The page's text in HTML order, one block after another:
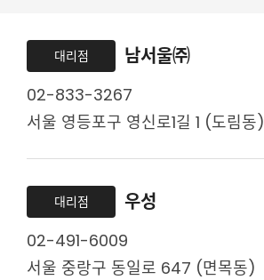
대리점 남서울㈜
02-833-3267
서울 영등포구 영신로1길 1 (도림동)
대리점 우성
02-491-6009
서울 중랑구 동일로 647 (면목동)